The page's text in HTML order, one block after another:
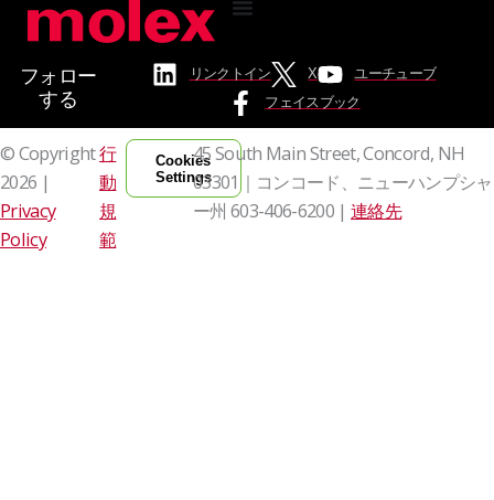
リンクトイン X
ユーチューブ
フェイスブック
フォロー
する
© Copyright
2026 |
Privacy
Policy
行
動
規
範
Cookies
Settings
45 South Main Street, Concord, NH
03301｜コンコード、ニューハンプシャ
ー州 603-406-6200 | 連絡先